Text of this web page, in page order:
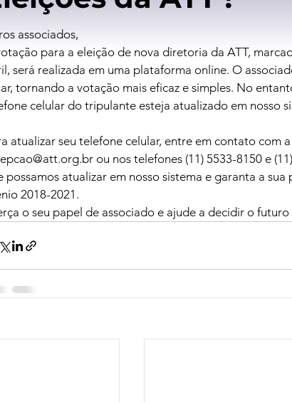
associados,
para a eleição de nova diretoria da ATT,
será realizada em uma plataforma online. O
tornando a votação mais eficaz e simples. No
celular do tripulante esteja atualizado em nosso
atualizar seu telefone celular, entre em contato com
ou nos telefones (11) 5533-8150 e
possamos atualizar em nosso sistema e garanta a
2018-2021.
o seu papel de associado e ajude a decidir o futuro